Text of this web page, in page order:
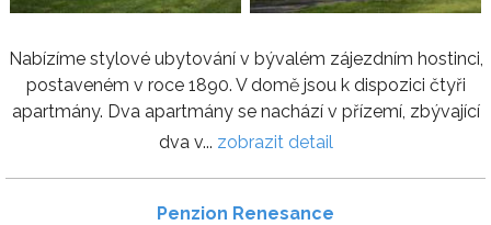
Nabízíme stylové ubytování v bývalém zájezdním hostinci,
postaveném v roce 1890. V domě jsou k dispozici čtyři
apartmány. Dva apartmány se nachází v přízemí, zbývající
dva v... zobrazit detail
Penzion Renesance